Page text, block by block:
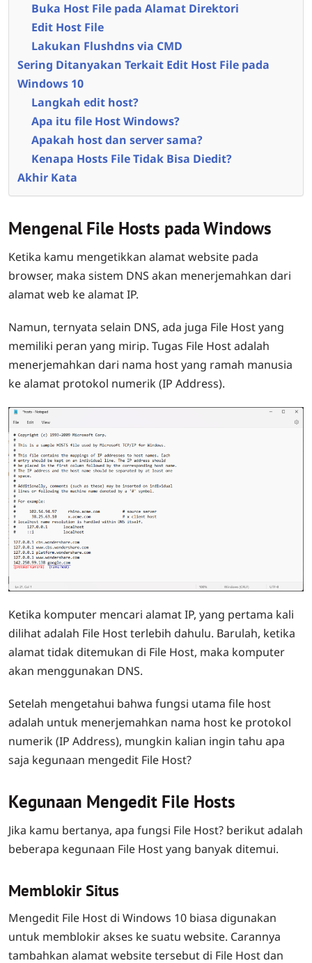
Buka Host File pada Alamat Direktori
Edit Host File
Lakukan Flushdns via CMD
Sering Ditanyakan Terkait Edit Host File pada
Windows 10
Langkah edit host?
Apa itu file Host Windows?
Apakah host dan server sama?
Kenapa Hosts File Tidak Bisa Diedit?
Akhir Kata
Mengenal File Hosts pada Windows
Ketika kamu mengetikkan alamat website pada
browser, maka sistem DNS akan menerjemahkan dari
alamat web ke alamat IP.
Namun, ternyata selain DNS, ada juga File Host yang
memiliki peran yang mirip. Tugas File Host adalah
menerjemahkan dari nama host yang ramah manusia
ke alamat protokol numerik (IP Address).
Ketika komputer mencari alamat IP, yang pertama kali
dilihat adalah File Host terlebih dahulu. Barulah, ketika
alamat tidak ditemukan di File Host, maka komputer
akan menggunakan DNS.
Setelah mengetahui bahwa fungsi utama file host
adalah untuk menerjemahkan nama host ke protokol
numerik (IP Address), mungkin kalian ingin tahu apa
saja kegunaan mengedit File Host?
Kegunaan Mengedit File Hosts
Jika kamu bertanya, apa fungsi File Host? berikut adalah
beberapa kegunaan File Host yang banyak ditemui.
Memblokir Situs
Mengedit File Host di Windows 10 biasa digunakan
untuk memblokir akses ke suatu website. Carannya
tambahkan alamat website tersebut di File Host dan